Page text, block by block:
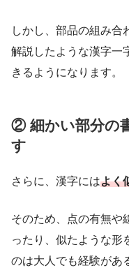
しかし、部品の組み合
解説したような漢字一
きるようになります。
② 細かい部分の
す
さらに、漢字にはよく
そのため、点の有無や
ったり、似たような形
のは大人でも経験があ